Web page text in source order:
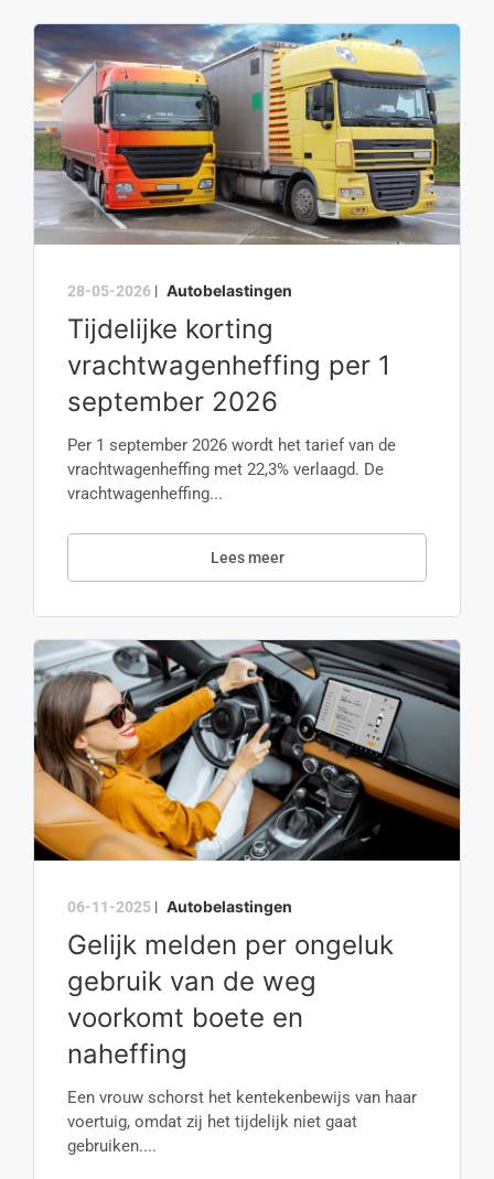
28-05-2026 | Autobelastingen
Tijdelijke korting
vrachtwagenheffing per 1
september 2026
Per 1 september 2026 wordt het tarief van de
vrachtwagenheffing met 22,3% verlaagd. De
vrachtwagenheffing...
Lees meer
06-11-2025 | Autobelastingen
Gelijk melden per ongeluk
gebruik van de weg
voorkomt boete en
naheffing
Een vrouw schorst het kentekenbewijs van haar
voertuig, omdat zij het tijdelijk niet gaat
gebruiken....